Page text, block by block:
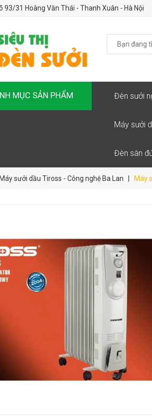
93/31 Hoàng Văn Thái - Thanh Xuân - Hà Nội
MỤC SẢN PHẨM Đèn sưởi
Máy sưởi
Đèn sàn
Máy sưởi dầu Tiross - Công nghệ Ba Lan Máy